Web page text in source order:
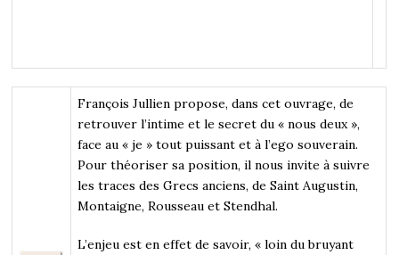
François Jullien propose, dans cet ouvrage, de
retrouver l’intime et le secret du « nous deux »,
face au « je » tout puissant et à l’ego souverain.
Pour théoriser sa position, il nous invite à suivre
les traces des Grecs anciens, de Saint Augustin,
Montaigne, Rousseau et Stendhal.
L’enjeu est en effet de savoir, « loin du bruyant